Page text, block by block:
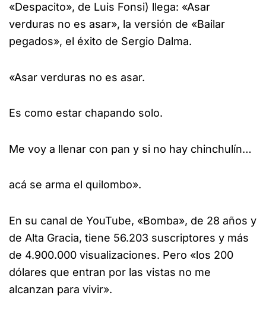
«Despacito», de Luis Fonsi) llega: «Asar
verduras no es asar», la versión de «Bailar
pegados», el éxito de Sergio Dalma.
«Asar verduras no es asar.
Es como estar chapando solo.
Me voy a llenar con pan y si no hay chinchulín…
acá se arma el quilombo».
En su canal de YouTube, «Bomba», de 28 años y
de Alta Gracia, tiene 56.203 suscriptores y más
de 4.900.000 visualizaciones. Pero «los 200
dólares que entran por las vistas no me
alcanzan para vivir».